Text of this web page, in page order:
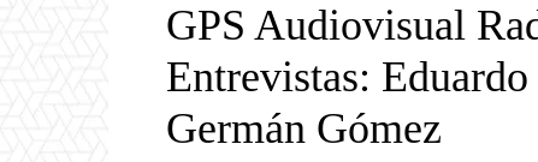
GPS Audiovisual
Entrevistas:
Germán Gómez